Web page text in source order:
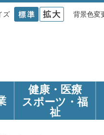
ズ 背景色変
健康・医療
スポーツ・福
祉